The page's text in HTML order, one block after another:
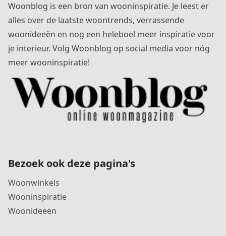
Woonblog is een bron van wooninspiratie. Je leest er
alles over de laatste woontrends, verrassende
woonideeën en nog een heleboel meer inspiratie voor
je interieur. Volg Woonblog op social media voor nóg
meer wooninspiratie!
Bezoek ook deze pagina's
Woonwinkels
Wooninspiratie
Woonideeën